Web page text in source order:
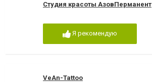
Студия красоты АзовПерманент
Я рекомендую
VeAn-Tattoo